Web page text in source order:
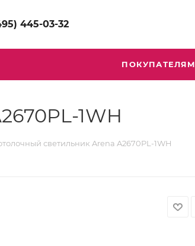
445-03-32
ПОКУПАТЕЛЯМ
1WH
светильник Arena A2670PL-1WH